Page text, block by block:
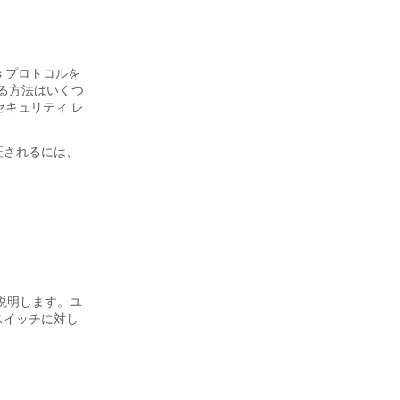
プロトコルを
方法はいくつ
ュリティ レ
れるには、
明します。ユ
ッチに対し